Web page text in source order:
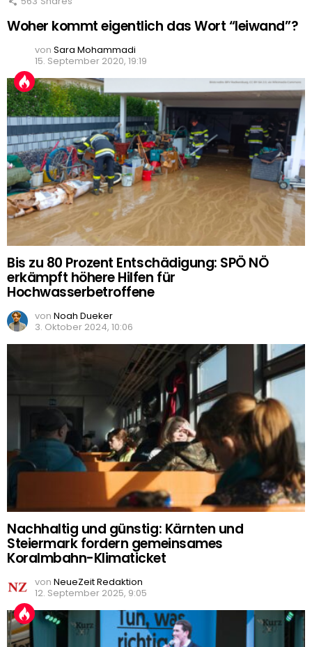
Woher kommt eigentlich das Wort “leiwand”?
von Sara Mohammadi
15. September 2020, 19:19
Bis zu 80 Prozent Entschädigung: SPÖ NÖ
erkämpft höhere Hilfen für
Hochwasserbetroffene
von Noah Dueker
3. Oktober 2024, 10:06
Nachhaltig und günstig: Kärnten und
Steiermark fordern gemeinsames
Koralmbahn-Klimaticket
von NeueZeit Redaktion
12. September 2025, 9:05